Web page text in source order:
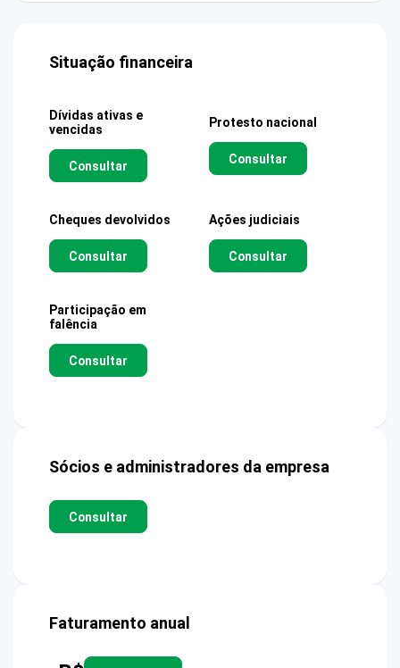
Situação financeira
Dívidas ativas e
vencidas
Consultar
Protesto nacional
Consultar
Cheques devolvidos
Consultar
Ações judiciais
Consultar
Participação em
falência
Consultar
Sócios e administradores da empresa
Consultar
Faturamento anual